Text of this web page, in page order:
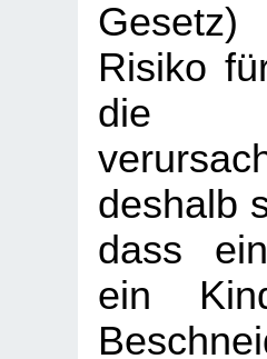
Risiko
die
deshalb
dass
ein